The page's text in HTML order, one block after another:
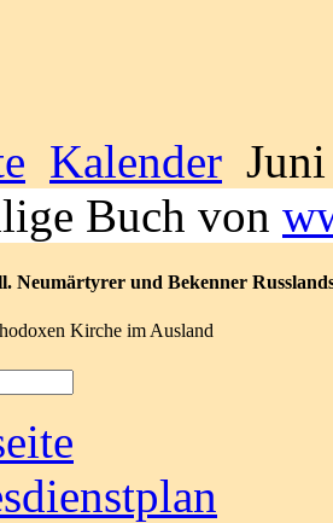
Kalender Juni
Buch von
Neumärtyrer und Bekenner
Kirche im Ausland